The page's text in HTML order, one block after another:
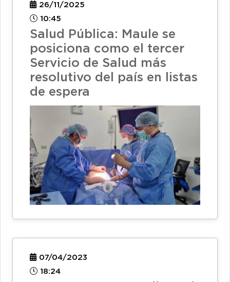
26/11/2025
10:45
Salud Pública: Maule se
posiciona como el tercer
Servicio de Salud más
resolutivo del país en listas
de espera
07/04/2023
18:24